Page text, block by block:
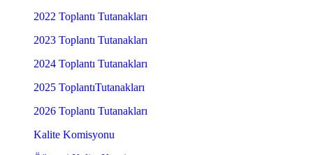
2022 Toplantı Tutanakları
2023 Toplantı Tutanakları
2024 Toplantı Tutanakları
2025 ToplantıTutanakları
2026 Toplantı Tutanakları
Kalite Komisyonu